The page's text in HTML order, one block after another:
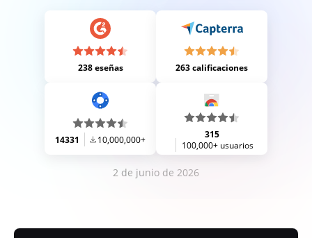
238 eseñas 263 calificaciones
14331 10,000,000+
315
100,000+ usuarios
2 de junio de 2026